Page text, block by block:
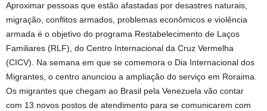
Aproximar pessoas que estão afastadas por desastres naturais,
migração, conflitos armados, problemas econômicos e violência
armada é o objetivo do programa Restabelecimento de Laços
Familiares (RLF), do Centro Internacional da Cruz Vermelha
(CICV). Na semana em que se comemora o Dia Internacional dos
Migrantes, o centro anunciou a ampliação do serviço em Roraima.
Os migrantes que chegam ao Brasil pela Venezuela vão contar
com 13 novos postos de atendimento para se comunicarem com